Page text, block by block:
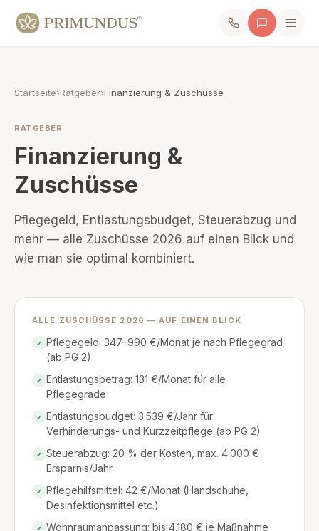
Startseite›Ratgeber›Finanzierung & Zuschüsse
RATGEBER
Finanzierung &
Zuschüsse
Pflegegeld, Entlastungsbudget, Steuerabzug und
mehr — alle Zuschüsse 2026 auf einen Blick und
wie man sie optimal kombiniert.
ALLE ZUSCHÜSSE 2026 — AUF EINEN BLICK
✓ Pflegegeld: 347–990 €/Monat je nach Pflegegrad
(ab PG 2)
✓ Entlastungsbetrag: 131 €/Monat für alle
Pflegegrade
✓ Entlastungsbudget: 3.539 €/Jahr für
Verhinderungs- und Kurzzeitpflege (ab PG 2)
✓ Steuerabzug: 20 % der Kosten, max. 4.000 €
Ersparnis/Jahr
✓ Pflegehilfsmittel: 42 €/Monat (Handschuhe,
Desinfektionsmittel etc.)
✓ Wohnraumanpassung: bis 4.180 € je Maßnahme